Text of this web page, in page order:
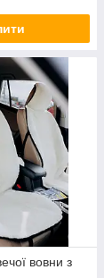
вовни з